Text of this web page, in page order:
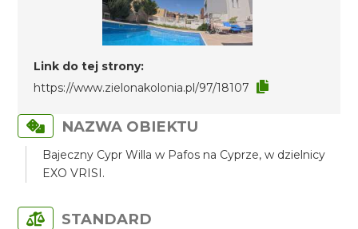
Link do tej strony:
https://www.zielonakolonia.pl/97/18107
NAZWA OBIEKTU
Bajeczny Cypr Willa w Pafos na Cyprze, w dzielnicy
EXO VRISI.
STANDARD